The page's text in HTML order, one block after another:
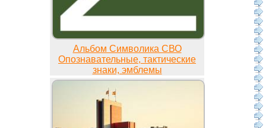
Альбом Символика СВО
Опознавательные, тактические
знаки, эмблемы